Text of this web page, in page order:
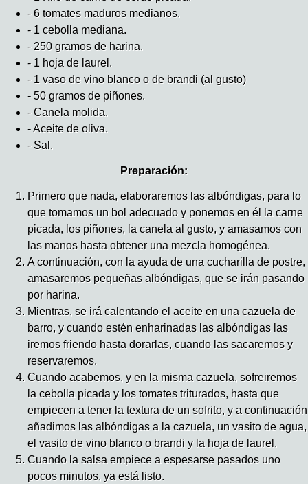
- 6 tomates maduros medianos.
- 1 cebolla mediana.
- 250 gramos de harina.
- 1 hoja de laurel.
- 1 vaso de vino blanco o de brandi (al gusto)
- 50 gramos de piñones.
- Canela molida.
- Aceite de oliva.
- Sal.
Preparación:
Primero que nada, elaboraremos las albóndigas, para lo
que tomamos un bol adecuado y ponemos en él la carne
picada, los piñones, la canela al gusto, y amasamos con
las manos hasta obtener una mezcla homogénea.
A continuación, con la ayuda de una cucharilla de postre,
amasaremos pequeñas albóndigas, que se irán pasando
por harina.
Mientras, se irá calentando el aceite en una cazuela de
barro, y cuando estén enharinadas las albóndigas las
iremos friendo hasta dorarlas, cuando las sacaremos y
reservaremos.
Cuando acabemos, y en la misma cazuela, sofreiremos
la cebolla picada y los tomates triturados, hasta que
empiecen a tener la textura de un sofrito, y a continuación
añadimos las albóndigas a la cazuela, un vasito de agua,
el vasito de vino blanco o brandi y la hoja de laurel.
Cuando la salsa empiece a espesarse pasados uno
pocos minutos, ya está listo.